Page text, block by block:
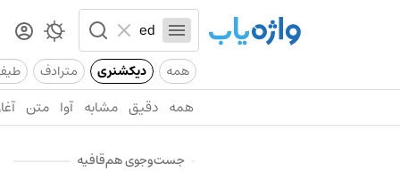
همه دیکشنری مترادف
همه دقیق مشابه آوا متن
جست‌وجوی هم‌قافیه